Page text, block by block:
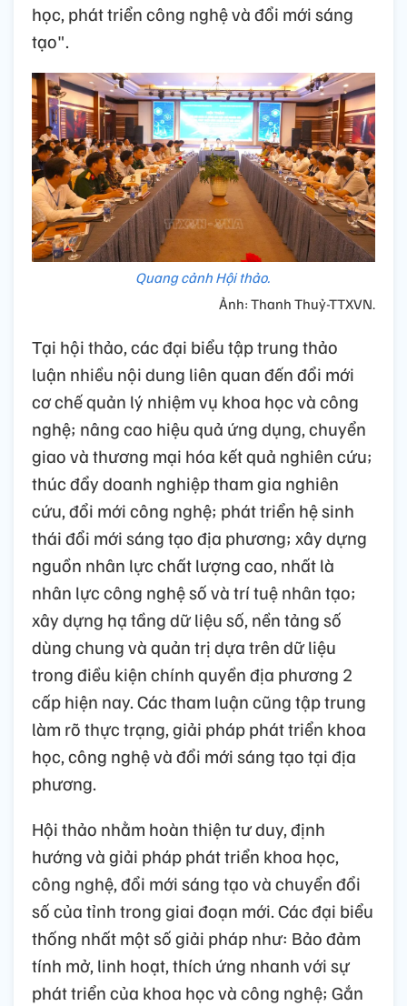
học, phát triển công nghệ và đổi mới sáng
tạo".
Quang cảnh Hội thảo.
Ảnh: Thanh Thuỷ-TTXVN.
Tại hội thảo, các đại biểu tập trung thảo
luận nhiều nội dung liên quan đến đổi mới
cơ chế quản lý nhiệm vụ khoa học và công
nghệ; nâng cao hiệu quả ứng dụng, chuyển
giao và thương mại hóa kết quả nghiên cứu;
thúc đẩy doanh nghiệp tham gia nghiên
cứu, đổi mới công nghệ; phát triển hệ sinh
thái đổi mới sáng tạo địa phương; xây dựng
nguồn nhân lực chất lượng cao, nhất là
nhân lực công nghệ số và trí tuệ nhân tạo;
xây dựng hạ tầng dữ liệu số, nền tảng số
dùng chung và quản trị dựa trên dữ liệu
trong điều kiện chính quyền địa phương 2
cấp hiện nay. Các tham luận cũng tập trung
làm rõ thực trạng, giải pháp phát triển khoa
học, công nghệ và đổi mới sáng tạo tại địa
phương.
Hội thảo nhằm hoàn thiện tư duy, định
hướng và giải pháp phát triển khoa học,
công nghệ, đổi mới sáng tạo và chuyển đổi
số của tỉnh trong giai đoạn mới. Các đại biểu
thống nhất một số giải pháp như: Bảo đảm
tính mở, linh hoạt, thích ứng nhanh với sự
phát triển của khoa học và công nghệ; Gắn